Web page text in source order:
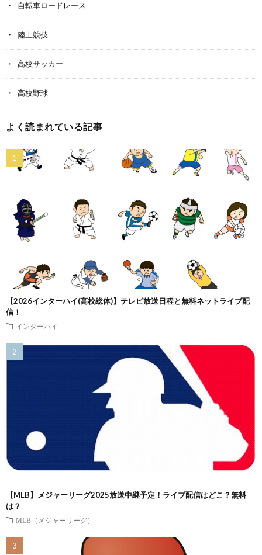
自転車ロードレース
陸上競技
高校サッカー
高校野球
よく読まれている記事
【2026インターハイ(高校総体)】テレビ放送日程と無料ネットライブ配
信！
インターハイ
【MLB】メジャーリーグ2025放送中継予定！ライブ配信はどこ？無料
は？
MLB（メジャーリーグ）